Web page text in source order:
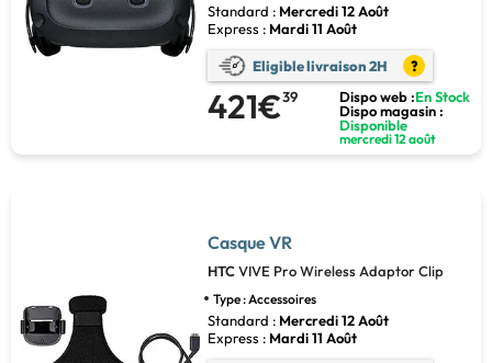
Standard : Mercredi 12 Août
Express : Mardi 11 Août
Eligible livraison 2H ?
421€39 Dispo web :En Stock
Dispo magasin :
Disponible
mercredi 12 août
Casque VR
HTCVIVE Pro Wireless Adaptor Clip
Type : Accessoires
Standard : Mercredi 12 Août
Express : Mardi 11 Août